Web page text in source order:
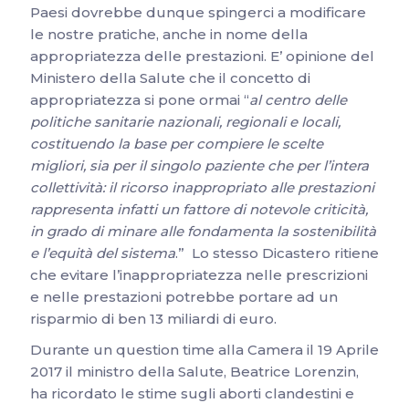
Paesi dovrebbe dunque spingerci a modificare
le nostre pratiche, anche in nome della
appropriatezza delle prestazioni. E’ opinione del
Ministero della Salute che il concetto di
appropriatezza si pone ormai “al centro delle
politiche sanitarie nazionali, regionali e locali,
costituendo la base per compiere le scelte
migliori, sia per il singolo paziente che per l’intera
collettività: il ricorso inappropriato alle prestazioni
rappresenta infatti un fattore di notevole criticità,
in grado di minare alle fondamenta la sostenibilità
e l’equità del sistema.” Lo stesso Dicastero ritiene
che evitare l’inappropriatezza nelle prescrizioni
e nelle prestazioni potrebbe portare ad un
risparmio di ben 13 miliardi di euro.
Durante un question time alla Camera il 19 Aprile
2017 il ministro della Salute, Beatrice Lorenzin,
ha ricordato le stime sugli aborti clandestini e